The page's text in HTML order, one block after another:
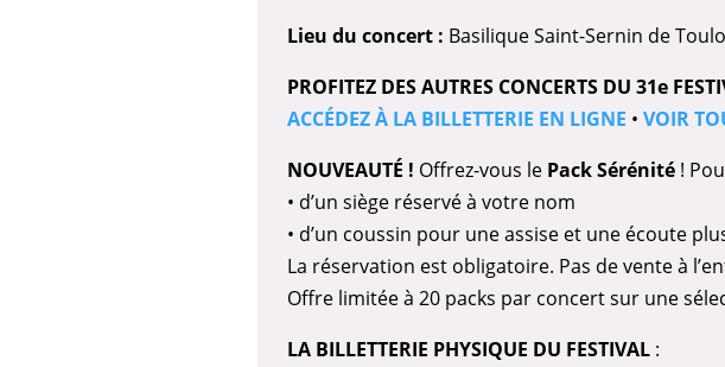
Lieu du concert : Basilique Saint-Sernin de
PROFITEZ DES AUTRES CONCERTS DU 31e
ACCÉDEZ À LA BILLETTERIE EN LIGNE • VOIR
NOUVEAUTÉ ! Offrez-vous le Pack Sérénité!
• d’un siège réservé à votre nom
• d’un coussin pour une assise et une écoute
La réservation est obligatoire. Pas de vente à
Offre limitée à 20 packs par concert sur une
LA BILLETTERIE PHYSIQUE DU FESTIVAL: